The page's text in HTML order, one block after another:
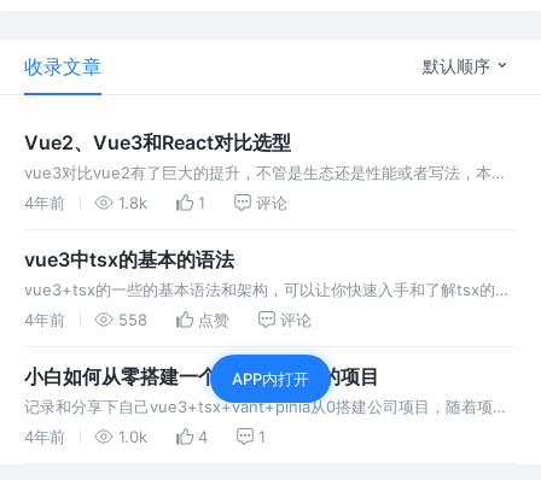
收录文章 默认顺序
Vue2、Vue3和React对比选型
vue3对比vue2有了巨大的提升，不管是生态还是性能或者写法，本文
从各个方面较为详细的整理了一下，包括vue3和react的一个对比。
4年前 1.8k 1 评论
vue3中tsx的基本的语法
vue3+tsx的一些的基本语法和架构，可以让你快速入手和了解tsx的编
写和一些简单的项目开发。。。
4年前 558 点赞 评论
小白如何从零搭建一个完整的vue3的项目
记录和分享下自己vue3+tsx+vant+pinia从0搭建公司项目，随着项目
的发展和记录进行分享。
4年前 1.0k 4 1
APP内打开